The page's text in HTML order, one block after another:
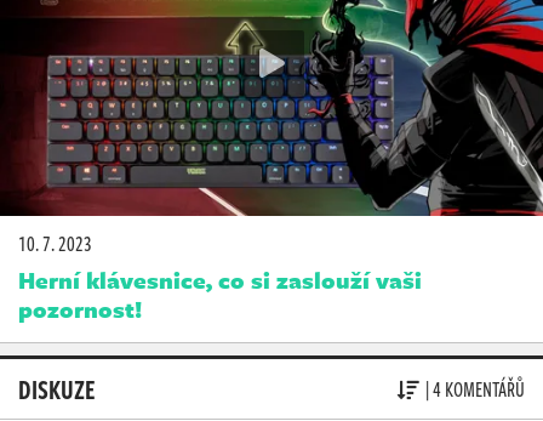
10. 7. 2023
Herní klávesnice, co si zaslouží vaši
pozornost!
DISKUZE | 4 KOMENTÁŘŮ